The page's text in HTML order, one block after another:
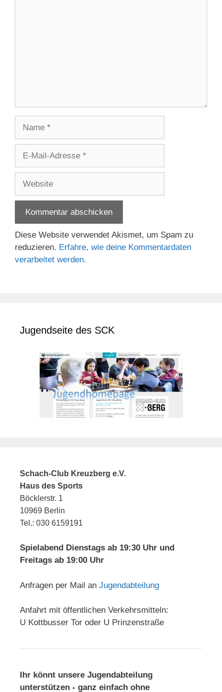
Adresse
Diese Website verwendet Akismet, um Spam zu
reduzieren. Erfahre, wie deine Kommentardaten
verarbeitet werden.
Jugendseite des SCK
Schach-Club Kreuzberg e.V.
Haus des Sports
Böcklerstr. 1
10969 Berlin
Tel.: 030 6159191
Spielabend Dienstags ab 19:30 Uhr und
Freitags ab 19:00 Uhr
Anfragen per Mail an Jugendabteilung
Anfahrt mit öffentlichen Verkehrsmitteln:
U Kottbusser Tor oder U Prinzenstraße
Ihr könnt unsere Jugendabteilung
unterstützen - ganz einfach ohne